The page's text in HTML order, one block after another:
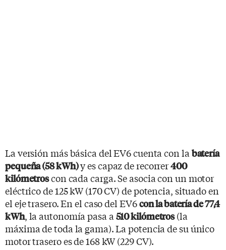
La versión más básica del EV6 cuenta con la batería
pequeña (58 kWh)y es capaz de recorrer400
kilómetroscon cada carga. Se asocia con un motor
eléctrico de 125 kW (170 CV) de potencia, situado en
el eje trasero. En el caso del EV6con la batería de 77,4
kWh, la autonomía pasa a 510 kilómetros(la
máxima de toda la gama). La potencia de su único
motor trasero es de 168 kW (229 CV).